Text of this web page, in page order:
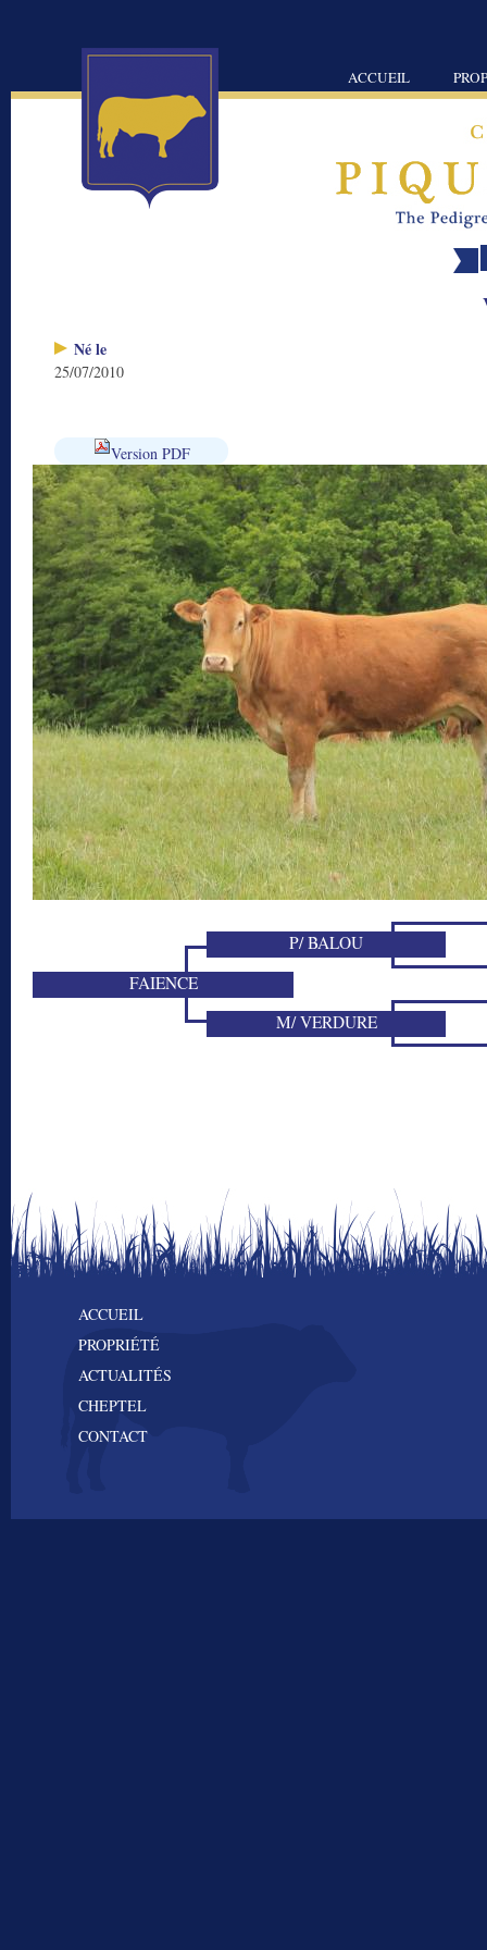
ACCUEIL
Né le
25/07/2010
Version PDF
FAIENCE
P/ BALOU
M/ VERDURE
ACCUEIL
PROPRIÉTÉ
ACTUALITÉS
CHEPTEL
CONTACT